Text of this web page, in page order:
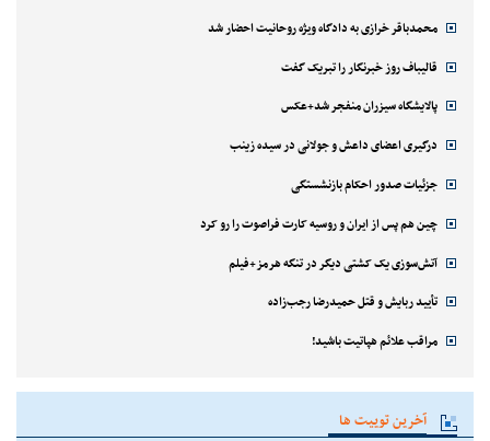
محمدباقر خرازی به دادگاه ویژه روحانیت احضار شد
قالیباف روز خبرنگار را تبریک گفت
پالایشگاه سیزران منفجر شد+عکس
درگیری اعضای داعش و جولانی در سیده زینب
جزئیات صدور احکام بازنشستگی
چین هم پس از ایران و روسیه کارت فراصوت را رو کرد
آتش‌سوزی یک کشتی دیگر در تنگه هرمز+فیلم
تأیید ربایش و قتل حمیدرضا رجب‌زاده
مراقب علائم هپاتیت باشید!
آخرین توییت ها